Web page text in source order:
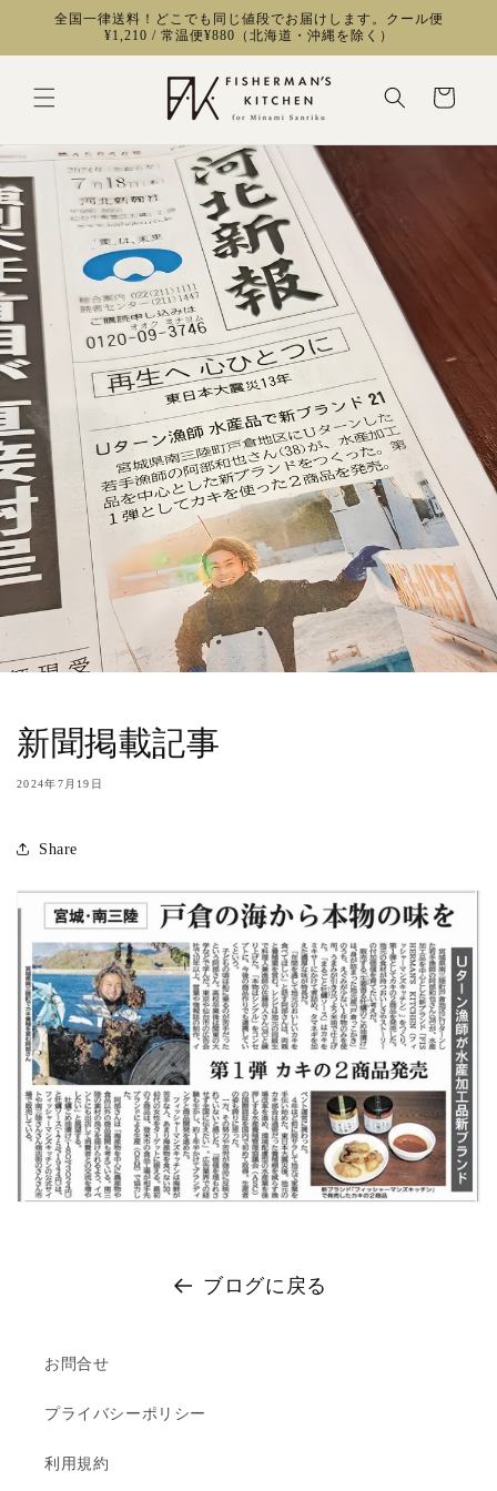
ンツに
全国一律送料！どこでも同じ値段でお届けします。クール便
¥1,210 / 常温便¥880（北海道・沖縄を除く）
ー
新聞掲載記事
2024年7月19日
Share
ブログに戻る
お問合せ
プライバシーポリシー
利用規約